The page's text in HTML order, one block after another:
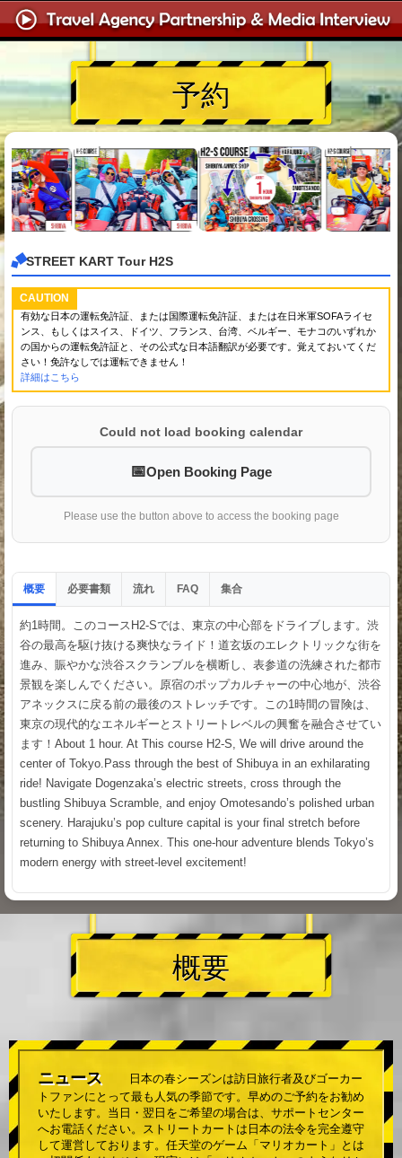
予約
STREET KART Tour H2S
CAUTION
有効な日本の運転免許証、または国際運転免許証、または在日米軍SOFAライセ
ンス、もしくはスイス、ドイツ、フランス、台湾、ベルギー、モナコのいずれか
の国からの運転免許証と、その公式な日本語翻訳が必要です。覚えておいてくだ
さい！免許なしでは運転できません！
詳細はこちら
Could not load booking calendar
Open Booking Page
Please use the button above to access the booking page
概要 必要書類 流れ FAQ 集合
約1時間。このコースH2-Sでは、東京の中心部をドライブします。渋
谷の最高を駆け抜ける爽快なライド！道玄坂のエレクトリックな街を
進み、賑やかな渋谷スクランブルを横断し、表参道の洗練された都市
景観を楽しんでください。原宿のポップカルチャーの中心地が、渋谷
アネックスに戻る前の最後のストレッチです。この1時間の冒険は、
東京の現代的なエネルギーとストリートレベルの興奮を融合させてい
ます！About 1 hour. At This course H2-S, We will drive around the
center of Tokyo.Pass through the best of Shibuya in an exhilarating
ride! Navigate Dogenzaka’s electric streets, cross through the
bustling Shibuya Scramble, and enjoy Omotesando’s polished urban
scenery. Harajuku’s pop culture capital is your final stretch before
returning to Shibuya Annex. This one-hour adventure blends Tokyo’s
modern energy with street-level excitement!
概要
ニュース
日本の春シーズンは訪日旅行者及びゴーカー
トファンにとって最も人気の季節です。早めのご予約をお勧め
いたします。当日・翌日をご希望の場合は、サポートセンター
へお電話ください。ストリートカートは日本の法令を完全遵守
して運営しております。任天堂のゲーム「マリオカート」とは